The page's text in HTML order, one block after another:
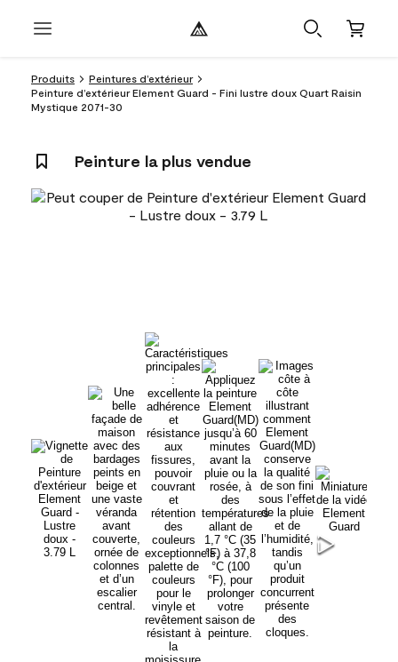
Produits
Peintures d’extérieur
Peinture d’extérieur Element Guard - Fini lustre doux Quart Raisin
Mystique 2071-30
Peinture la plus vendue